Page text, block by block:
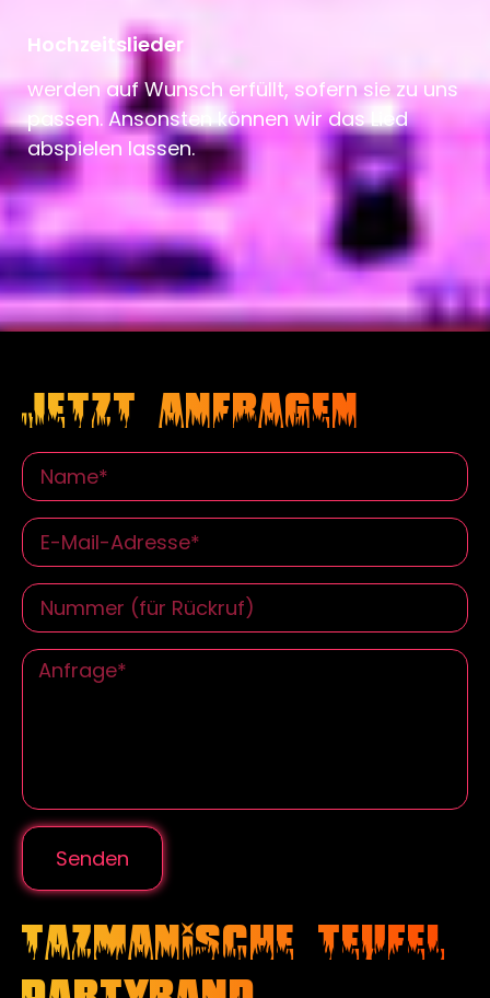
Hochzeitslieder
werden auf Wunsch erfüllt, sofern sie zu uns
passen. Ansonsten können wir das Lied
abspielen lassen.
Tazmanische Teufel
Jetzt anfragen
Senden